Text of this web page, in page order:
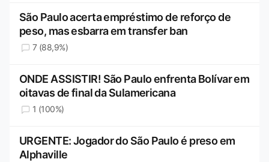
São Paulo acerta empréstimo de reforço de
peso, mas esbarra em transfer ban
7 (88,9%)
ONDE ASSISTIR! São Paulo enfrenta Bolívar em
oitavas de final da Sulamericana
1 (100%)
URGENTE: Jogador do São Paulo é preso em
Alphaville